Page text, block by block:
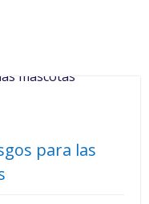
para las